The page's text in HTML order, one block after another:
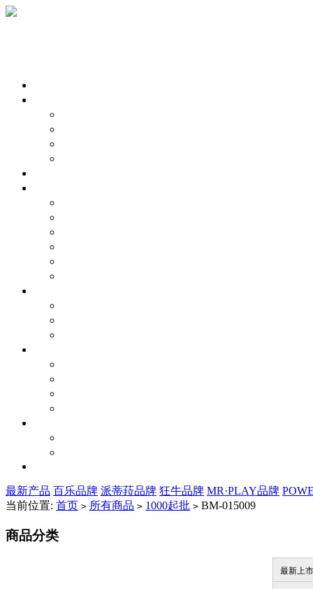
最新产品 百乐品牌 派蒂菈品牌 狂牛品牌 MR·PLAY品牌
当前位置: 首页 > 所有商品 > 1000起批 > BM-015009
商品分类
最新上市